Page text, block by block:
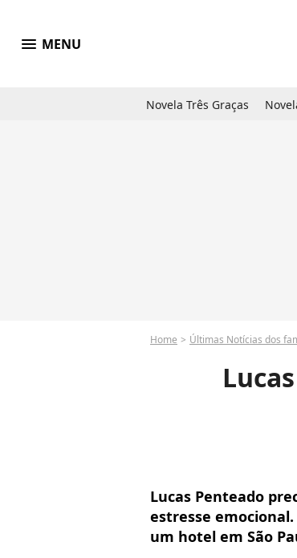
menu MENU
Novela Três Graças
Home Últimas Notícias dos
Lucas Penteado
estresse
um hotel em São